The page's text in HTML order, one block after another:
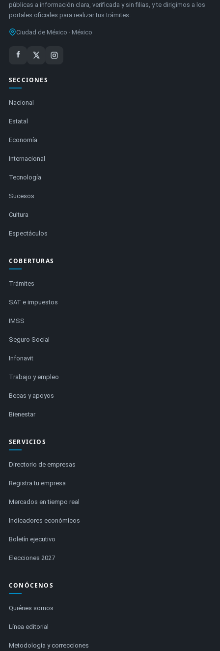
públicas a información clara, verificada y sin filias, y te dirigimos a los
portales oficiales para realizar tus trámites.
Ciudad de México · México
SECCIONES
Nacional
Estatal
Economía
Internacional
Tecnología
Sucesos
Cultura
Espectáculos
COBERTURAS
Trámites
SAT e impuestos
IMSS
Seguro Social
Infonavit
Trabajo y empleo
Becas y apoyos
Bienestar
SERVICIOS
Directorio de empresas
Registra tu empresa
Mercados en tiempo real
Indicadores económicos
Boletín ejecutivo
Elecciones 2027
CONÓCENOS
Quiénes somos
Línea editorial
Metodología y correcciones